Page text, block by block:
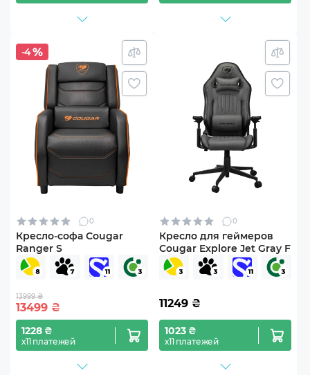
-4
0
Кресло-софа Cougar
Ranger S
13999 ₴
13499 ₴
1228 ₴
х11 платежей
0
Кресло для геймеров
Cougar Explore Jet Gray F
11249 ₴
1023 ₴
х11 платежей